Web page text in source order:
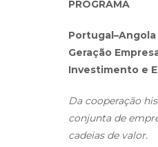
PROGRAMA
Portugal–Angola
Geração
Investimento e
Da cooperação
conjunta de
cadeias de valor.